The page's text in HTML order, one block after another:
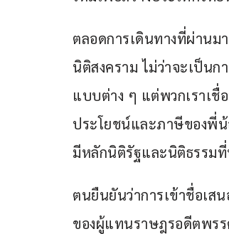
ตลอดการเดินทางที่ผ่านม
นิติสงคราม ไม่ว่าจะเป็น
แบบต่าง ๆ แต่พวกเราเชื่
ประโยชน์และภาษีของพี่
มีหลักนิติรัฐและนิติธรรม
ตนยืนยันว่าการเข้าชื่อเส
ของผู้แทนราษฎรอดีตพร